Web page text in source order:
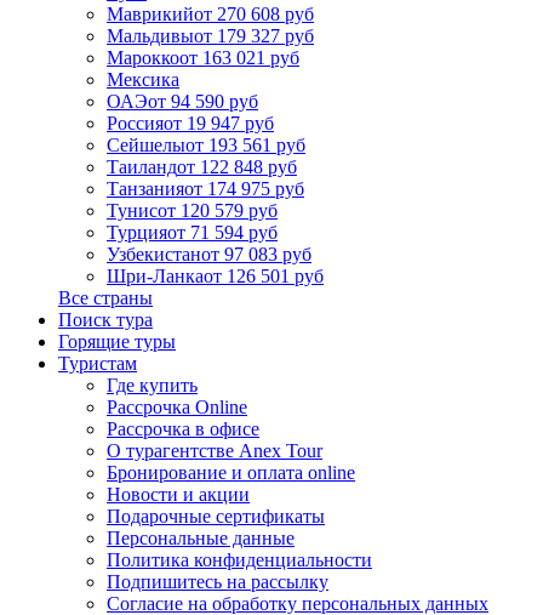
Маврикийот 270 608 руб
Мальдивыот 179 327 руб
Мароккоот 163 021 руб
Мексика
ОАЭот 94 590 руб
Россияот 19 947 руб
Сейшелыот 193 561 руб
Таиландот 122 848 руб
Танзанияот 174 975 руб
Тунисот 120 579 руб
Турцияот 71 594 руб
Узбекистанот 97 083 руб
Шри-Ланкаот 126 501 руб
Все страны
Поиск тура
Горящие туры
Туристам
Где купить
Рассрочка Online
Рассрочка в офисе
О турагентстве Anex Tour
Бронирование и оплата online
Новости и акции
Подарочные сертификаты
Персональные данные
Политика конфиденциальности
Подпишитесь на рассылку
Согласие на обработку персональных данных